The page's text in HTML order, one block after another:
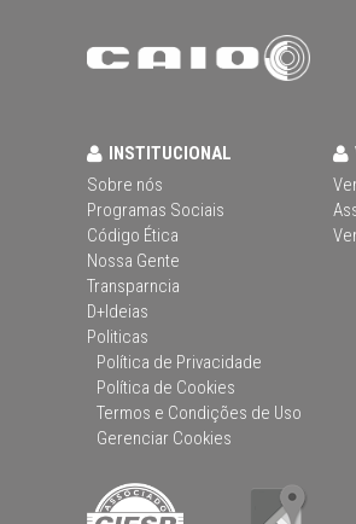
INSTITUCIONAL
Sobre nós
Programas Sociais
Código Ética
Nossa Gente
Transparncia
D+Ideias
Politicas
Política de Privacidade
Política de Cookies
Termos e Condições de Uso
Gerenciar Cookies